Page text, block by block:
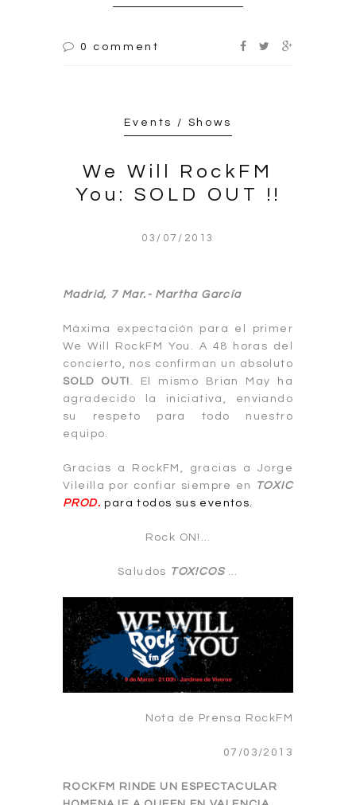
0 comment
Events / Shows
We Will RockFM
You: SOLD OUT !!
03/07/2013
Madrid, 7 Mar.- Martha García
Máxima expectación para el primer
We Will RockFM You. A 48 horas del
concierto, nos confirman un absoluto
SOLD OUT!
. El mismo Brian May ha
agradecido la iniciativa, enviando
su respeto para todo nuestro
equipo.
Gracias a RockFM, gracias a Jorge
Vileilla por confiar siempre en
TOXIC
PROD. para todos sus eventos.
Rock ON!…
Saludos TOX!COS
Nota de Prensa RockFM
07/03/2013
ROCKFM RINDE UN ESPECTACULAR